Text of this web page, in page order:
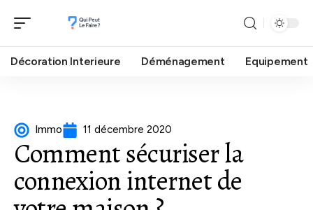
Décoration Interieure Déménagement Equipement
Immo 11 décembre 2020
Comment sécuriser la
connexion internet de